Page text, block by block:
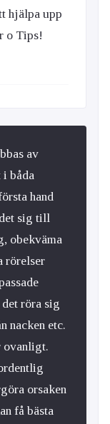
hjälpa upp
o Tips!
av
i båda
hand
sig till
obekväma
rörelser
röra sig
nacken etc.
ovanligt.
orsaken
få bästa